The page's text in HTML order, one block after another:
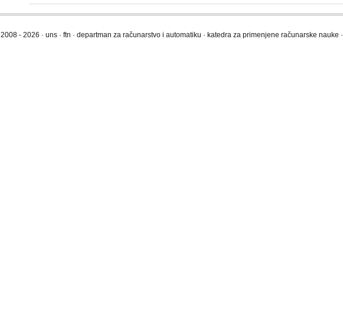
2008 - 2026 · uns · ftn · departman za računarstvo i automatiku · katedra za primenjene računarske nauke ·